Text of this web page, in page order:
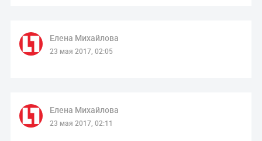
Елена Михайлова
23 мая 2017, 02:05
Елена Михайлова
23 мая 2017, 02:11